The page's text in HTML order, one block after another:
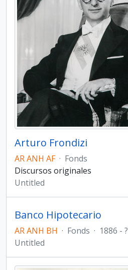
Arturo Frondizi
AR ANH AF · Fonds
Discursos originales
Untitled
Banco Hipotecario
AR ANH BH · Fonds · 1886 - ?
Untitled